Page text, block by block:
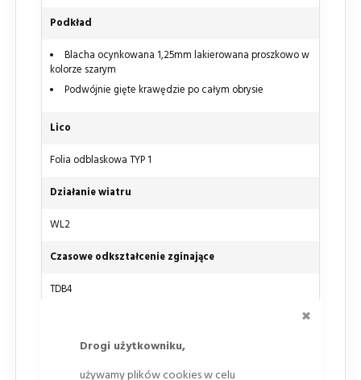
Drogi użytkowniku,
używamy plików cookies w celu
Podkład
Blacha ocynkowana 1,25mm lakierowana proszkowo w
kolorze szarym
Podwójnie gięte krawędzie po całym obrysie
Lico
Folia odblaskowa TYP 1
Działanie wiatru
WL2
Czasowe odkształcenie zginające
TDB4
Dynamiczne obciążenie spowodowane zaśnieżeniem